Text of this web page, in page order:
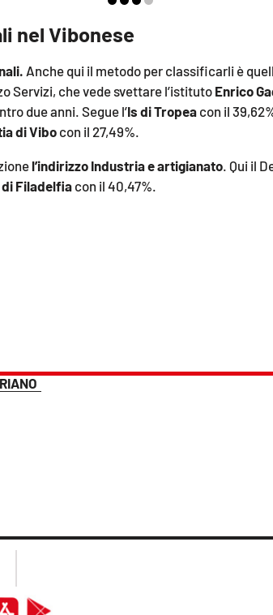
nel Vibonese
Anche qui il metodo per classificarli è
Servizi, che vede svettare l’istituto Enrico
due anni. Segue l’Is di Tropea con il
di Vibocon il 27,49%.
l’indirizzo Industria e artigianato. Qui il
di Filadelfia con il 40,47%.